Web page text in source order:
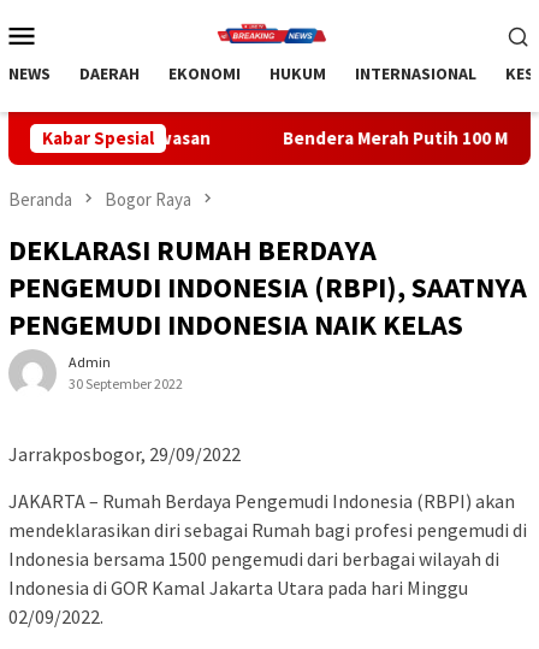
ke
Mobile
NEWS DAERAH EKONOMI HUKUM INTERNASIONAL
Kabar SpesialBendera Merah Putih 100 Meter Membentang,
Beranda Bogor Raya
DEKLARASI RUMAH BERDAYA
PENGEMUDI INDONESIA (RBPI), SAATNYA
PENGEMUDI INDONESIA NAIK KELAS
Admin
30 September 2022
Jarrakposbogor, 29/09/2022
JAKARTA – Rumah Berdaya Pengemudi Indonesia (RBPI) akan
mendeklarasikan diri sebagai Rumah bagi profesi pengemudi di
Indonesia bersama 1500 pengemudi dari berbagai wilayah di
Indonesia di GOR Kamal Jakarta Utara pada hari Minggu
02/09/2022.